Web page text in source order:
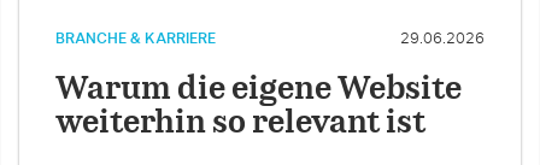
BRANCHE & KARRIERE 29.06.2026
Warum die eigene Website
weiterhin so relevant ist